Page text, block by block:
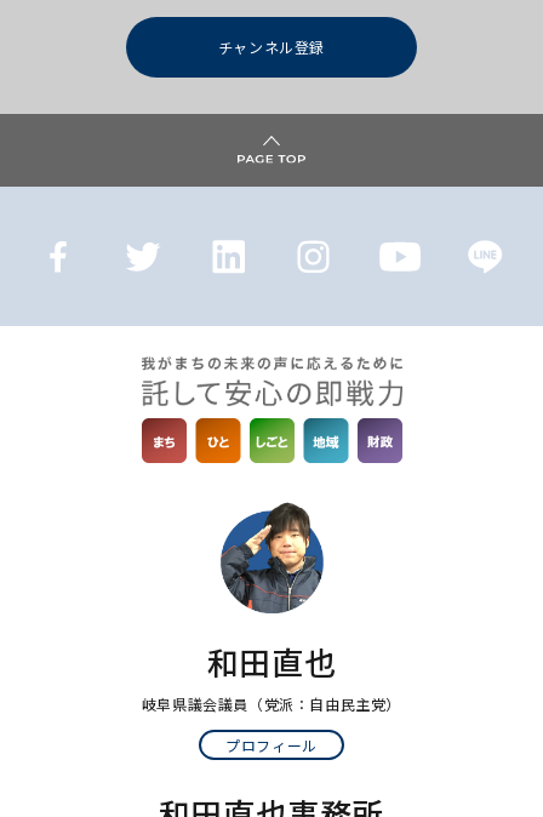
チャンネル登録
和田直也
岐阜県議会議員 （党派：自由民主党）
プロフィール